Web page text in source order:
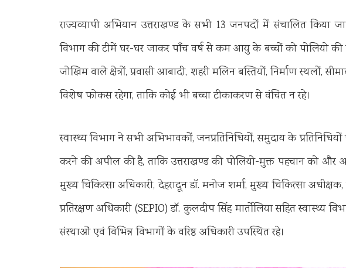
राज्यव्यापी अभियान उत्तराखण्ड के सभी 13 जनपदों में संचालित किया
विभाग की टीमें घर-घर जाकर पाँच वर्ष से कम आयु के बच्चों को पोलियो की
जोखिम वाले क्षेत्रों, प्रवासी आबादी, शहरी मलिन बस्तियों, निर्माण स्थलों,
विशेष फोकस रहेगा, ताकि कोई भी बच्चा टीकाकरण से वंचित न रहे।
स्वास्थ्य विभाग ने सभी अभिभावकों, जनप्रतिनिधियों, समुदाय के
करने की अपील की है, ताकि उत्तराखण्ड की पोलियो-मुक्त पहचान को और
मुख्य चिकित्सा अधिकारी, देहरादून डॉ. मनोज शर्मा, मुख्य चिकित्सा
प्रतिरक्षण अधिकारी (SEPIO) डॉ. कुलदीप सिंह मार्तोलिया सहित स्वास्थ्य
संस्थाओं एवं विभिन्न विभागों के वरिष्ठ अधिकारी उपस्थित रहे।